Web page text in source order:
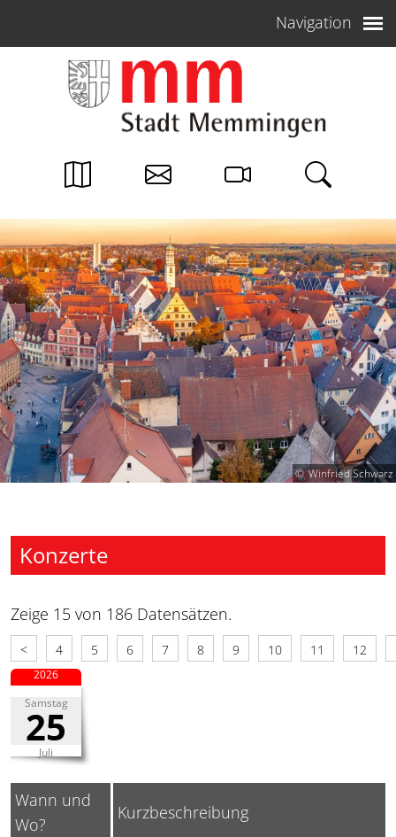
Navigation
Winfried Schwarz
Konzerte
Zeige 15 von 186 Datensätzen.
< 4 5 6 7 8 9 10 11 12
Samstag
25
Juli
2026
Wann und
Wo?
Kurzbeschreibung